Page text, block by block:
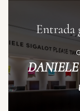
Entrada
DANIELE